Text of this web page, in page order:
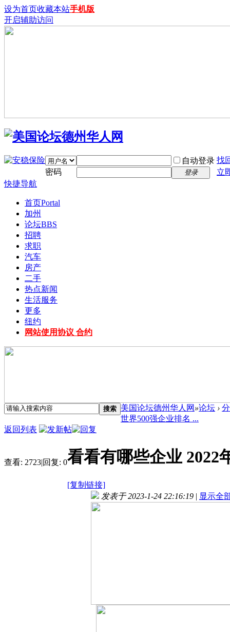
设为首页收藏本站手机版
开启辅助访问
自动登录 找
密码
登录
立
快捷导航
首页Portal
加州
论坛BBS
招聘
求职
汽车
房产
二手
热点新闻
生活服务
更多
纽约
网站使用协议 合约
搜索 美国论坛德州华人网 »论坛 ›
世界500强企业排名 ...
返回列表
查看: 2723|回复: 0看看有哪些企业 2022
[复制链接]
发表于 2023-1-24 22:16:19 | 显示全